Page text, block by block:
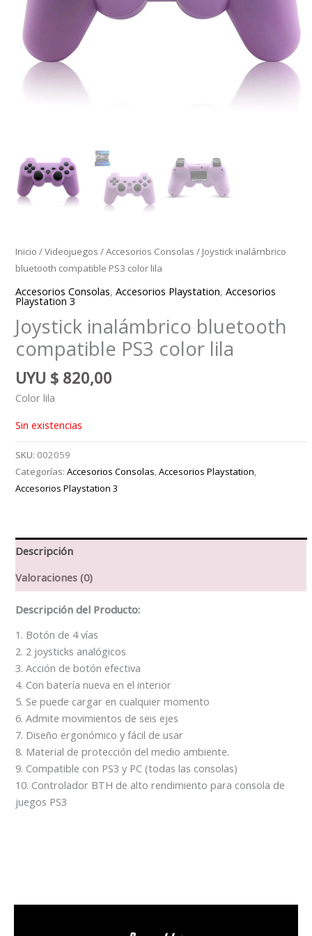
Inicio /Videojuegos /Accesorios Consolas / Joystick inalámbrico
bluetooth compatible PS3 color lila
Accesorios Consolas,Accesorios Playstation,Accesorios
Playstation 3
Joystick inalámbrico bluetooth
compatible PS3 color lila
UYU $ 820,00
Color lila
Sin existencias
SKU: 002059
Categorías:Accesorios Consolas,Accesorios Playstation,
Accesorios Playstation 3
Descripción
Valoraciones (0)
Descripción del Producto:
1. Botón de 4 vías
2. 2 joysticks analógicos
3. Acción de botón efectiva
4. Con batería nueva en el interior
5. Se puede cargar en cualquier momento
6. Admite movimientos de seis ejes
7. Diseño ergonómico y fácil de usar
8. Material de protección del medio ambiente.
9. Compatible con PS3 y PC (todas las consolas)
10. Controlador BTH de alto rendimiento para consola de
juegos PS3